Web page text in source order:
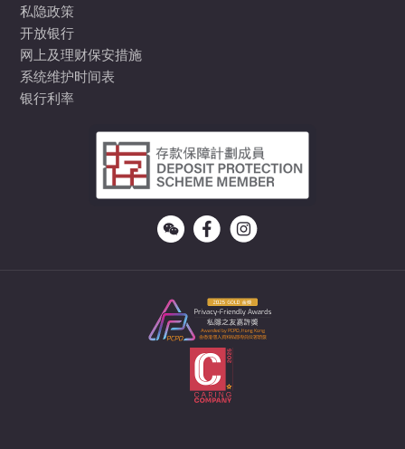
私隐政策
开放银行
网上及理财保安措施
系统维护时间表
银行利率